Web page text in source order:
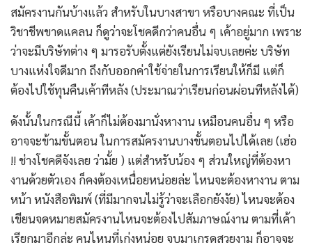
สมัครงานกันบ้างแล้ว สำหรับในบางสาขา หรือบางคณะ ที่เป็น
วิชาชีพขาดแคลน ก็ดูว่าจะโชคดีกว่าคนอื่น ๆ เค้าอยู่มาก เพราะ
ว่าจะมีบริษัทต่าง ๆ มารอรับตั้งแต่ยังเรียนไม่จบเลยค่ะ บริษัท
บางแห่งใจดีมาก ถึงกับออกค่าใช้จ่ายในการเรียนให้ก็มี แต่ก็
ต้องไปใช้ทุนคืนเค้าทีหลัง (ประมาณว่าเรียนก่อนผ่อนทีหลังได้)
ดังนั้นในกรณีนี้ เค้าก็ไม่ต้องมานั่งหางาน เหมือนคนอื่น ๆ หรือ
อาจจะข้ามขั้นตอน ในการสมัครงานบางขั้นตอนไปได้เลย (เฮ่อ
!! ช่างโชคดีจังเลย ว่ามั้ย ) แต่สำหรับน้อง ๆ ส่วนใหญ่ที่ต้องหา
งานด้วยตัวเอง ก็คงต้องเหนื่อยหน่อยล่ะ ไหนจะต้องหางาน ตาม
หน้า หนังสือพิมพ์ (ที่มีมากจนไม่รู้ว่าจะเลือกยังงัย) ไหนจะต้อง
เขียนจดหมายสมัครงานไหนจะต้องไปสัมภาษณ์งาน ตามที่เค้า
เรียกมาอีกล่ะ คนไหนที่เก่งหน่อย จบมาเกรดสวยงาม ก็อาจจะ